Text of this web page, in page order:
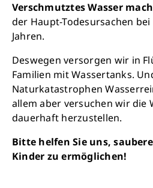
Verschmutztes Wasser
der Haupt-Todesursachen
Jahren.
Deswegen versorgen wir in
Familien mit Wassertanks.
Naturkatastrophen
allem aber versuchen wir die
dauerhaft herzustellen.
Bitte helfen Sie uns,
Kinder zu ermöglichen!